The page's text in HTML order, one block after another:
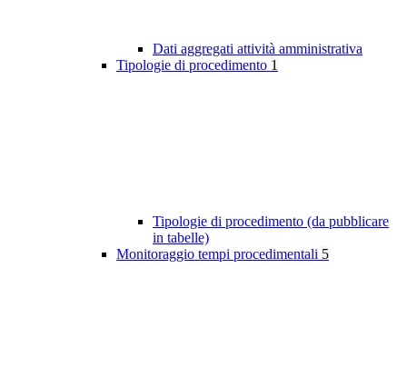
Dati aggregati attività amministrativa
Tipologie di procedimento 1
Tipologie di procedimento (da pubblicare
in tabelle)
Monitoraggio tempi procedimentali 5